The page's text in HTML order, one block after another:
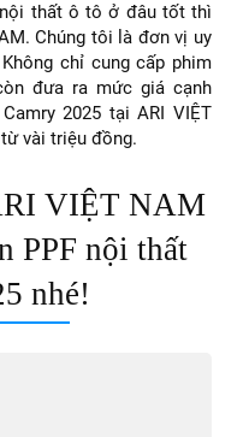
thất ô tô ở đâu tốt thì
Chúng tôi là đơn vị uy
chỉ cung cấp phim
đưa ra mức giá cạnh
2025 tại ARI VIỆT
vài triệu đồng.
VIỆT NAM
PPF nội thất
nhé!